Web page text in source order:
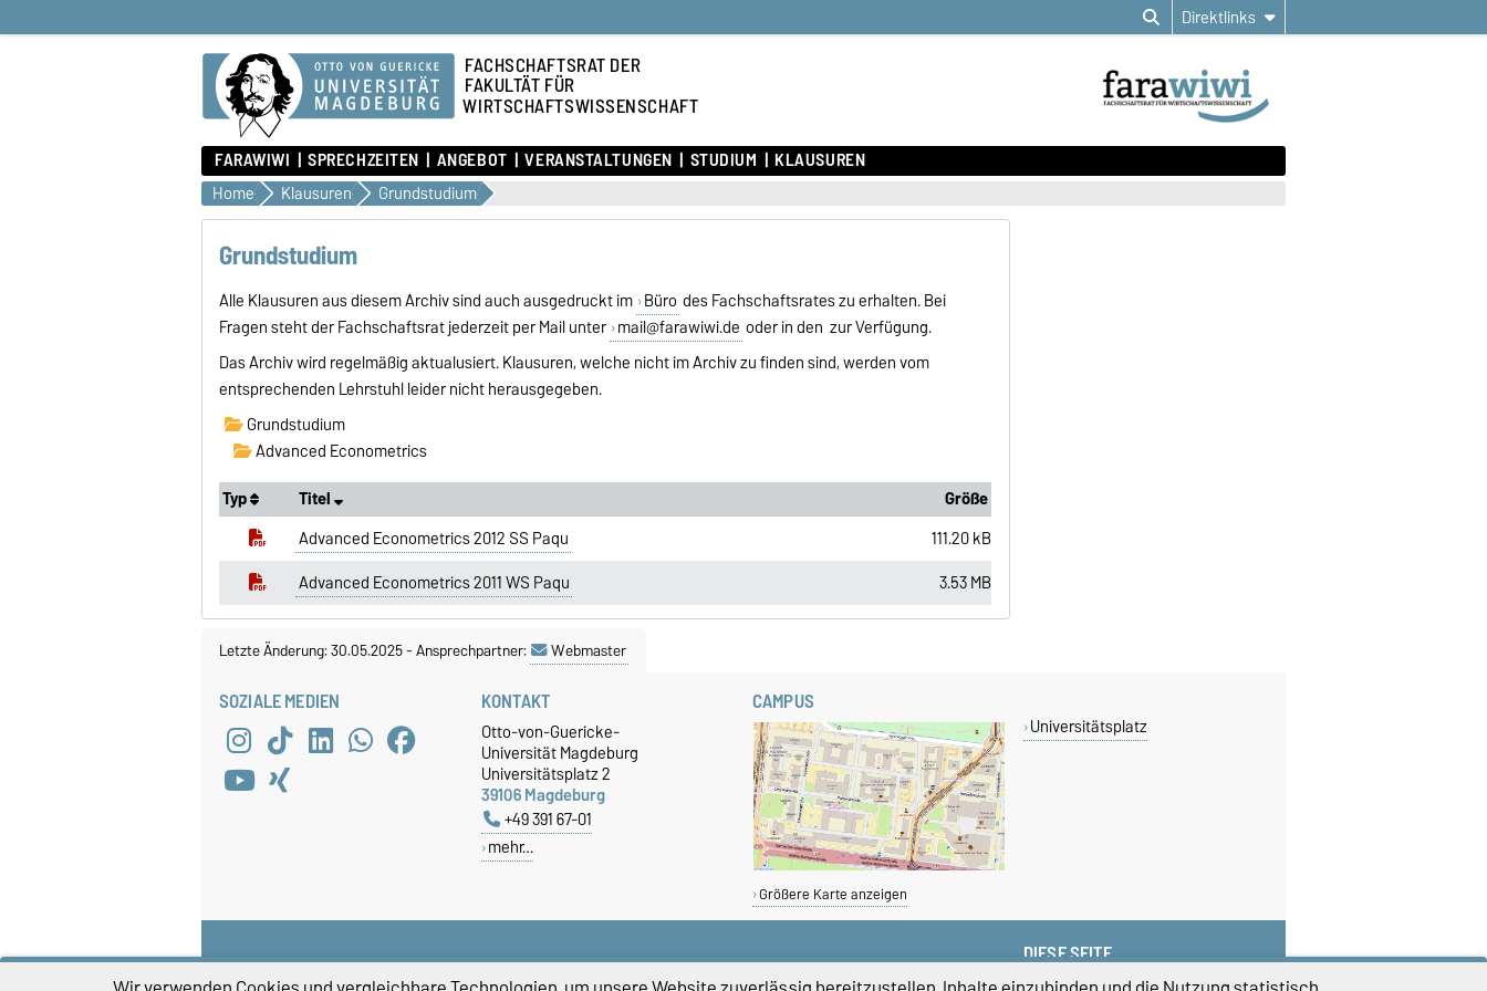
Direktlinks
FACHSCHAFTSRAT DER
FAKULTÄT FÜR
WIRTSCHAFTSWISSENSCHAFT
FARAWIWI SPRECHZEITEN ANGEBOT VERANSTALTUNGEN STUDIUM KLAUSUREN
Home Klausuren Grundstudium
Grundstudium
Alle Klausuren aus diesem Archiv sind auch ausgedruckt im Büro des Fachschaftsrates zu erhalten. Bei
Fragen steht der Fachschaftsrat jederzeit per Mail unter mail@farawiwi.de oder in den zur Verfügung.
Das Archiv wird regelmäßig aktualusiert. Klausuren, welche nicht im Archiv zu finden sind, werden vom
entsprechenden Lehrstuhl leider nicht herausgegeben.
Grundstudium
Advanced Econometrics
Typ
Titel
Größe
Advanced Econometrics 2012 SS Paqu
111.20 kB
Advanced Econometrics 2011 WS Paqu
3.53 MB
Letzte Änderung: 30.05.2025-Ansprechpartner: Webmaster
SOZIALE MEDIEN KONTAKT
Otto-von-Guericke-
Universität Magdeburg
Universitätsplatz 2
39106 Magdeburg
+49 391 67-01
mehr…
CAMPUS
Größere Karte anzeigen
Universitätsplatz
DIESE SEITE
Vorlesen